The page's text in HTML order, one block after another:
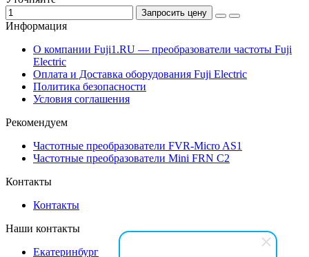
Запросить цену
Информация
О компании Fuji1.RU — преобразователи частоты Fuji
Electric
Оплата и Доставка оборудования Fuji Electric
Политика безопасности
Условия соглашения
Рекомендуем
Частотные преобразователи FVR-Micro AS1
Частотные преобразователи Mini FRN C2
Контакты
Контакты
Наши контакты
Екатеринбург